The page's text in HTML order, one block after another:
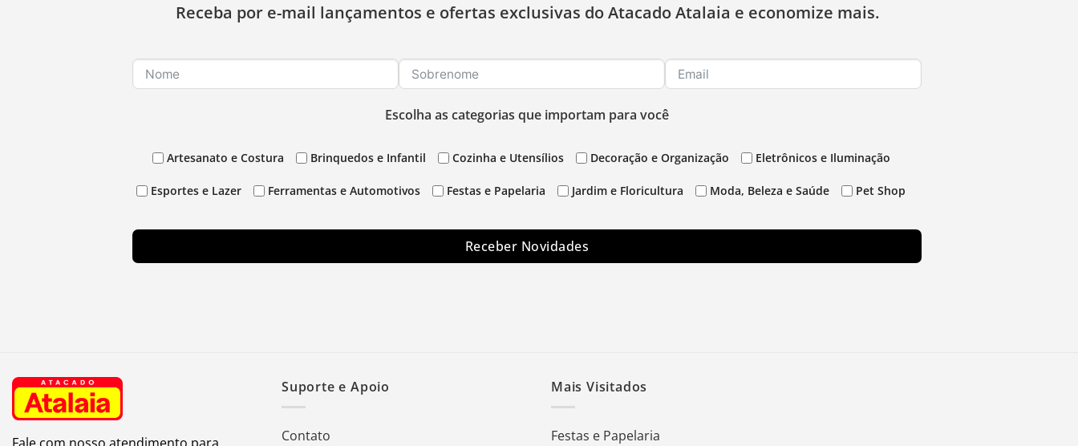
Receba por e-mail lançamentos e ofertas exclusivas do Atacado Atalaia e economize mais.
Escolha as categorias que importam para você
Artesanato e Costura Brinquedos e Infantil Cozinha e Utensílios Decoração e Organização Eletrônicos e Iluminação
Esportes e Lazer Ferramentas e Automotivos Festas e Papelaria Jardim e Floricultura Moda, Beleza e Saúde Pet Shop
Receber Novidades
Suporte e Apoio
Contato
Mais Visitados
Festas e Papelaria